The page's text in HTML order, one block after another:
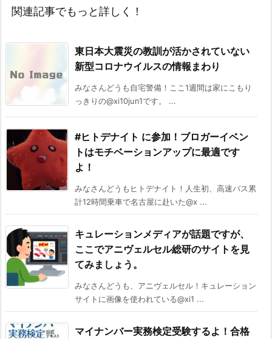
関連記事でもっと詳しく！
東日本大震災の教訓が活かされていない
新型コロナウイルスの情報まわり
みなさんどうも自宅警備！ここ1週間は家にこもり
っきりの@xi10jun1です。 ...
#ヒトデナイト に参加！ブロガーイベン
トはモチベーションアップに最適です
よ！
みなさんどうもヒトデナイト！人生初、高速バス累
計12時間乗車で名古屋に赴いた@x ...
キュレーションメディアが話題ですが、
ここでアニヴェルセル総研のサイトを見
てみましょう。
みなさんどうも、アニヴェルセル！キュレーション
サイトに画像を使われている@xi1 ...
マイナンバー実務検定受験するよ！合格